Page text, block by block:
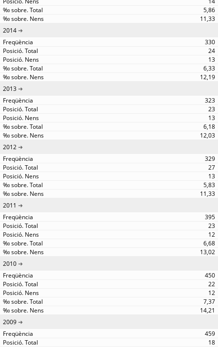
5,86
11,33
2014
330
24
13
6,33
12,19
2013
323
23
13
6,18
12,03
2012
329
27
13
5,83
11,33
2011
395
23
12
6,68
13,02
2010
450
22
12
7,37
14,21
2009
459
18